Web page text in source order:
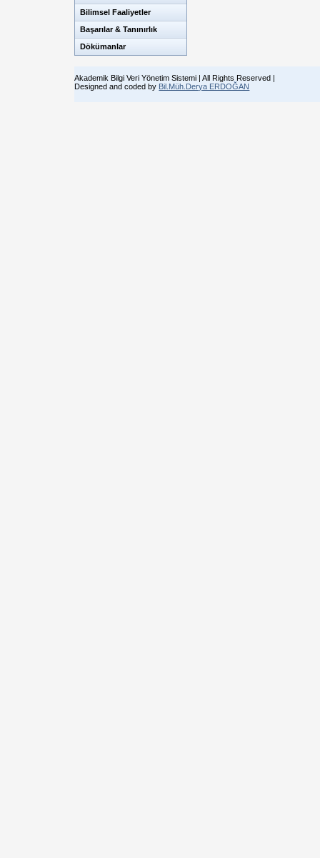
Bilimsel Faaliyetler
Başarılar & Tanınırlık
Dökümanlar
Akademik Bilgi Veri Yönetim Sistemi | All Rights Reserved |
Designed and coded by Bil.Müh.Derya ERDOĞAN